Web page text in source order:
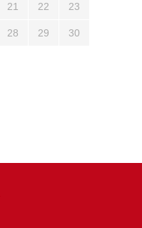
21 22 23
28 29 30